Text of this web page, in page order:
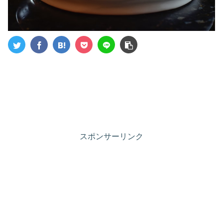
スポンサーリンク